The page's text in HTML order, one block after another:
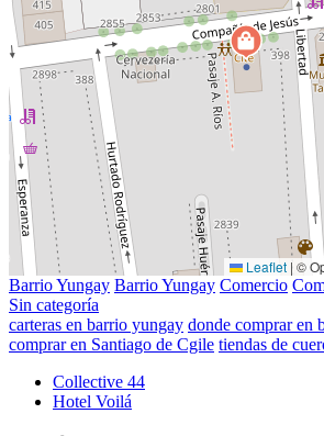
Leaflet | ©
Barrio Yungay Barrio Yungay Comercio
Sin categoría
carteras en barrio yungay donde comprar en
comprar en Santiago de Cgile tiendas de
Collective 44
Hotel Voilá